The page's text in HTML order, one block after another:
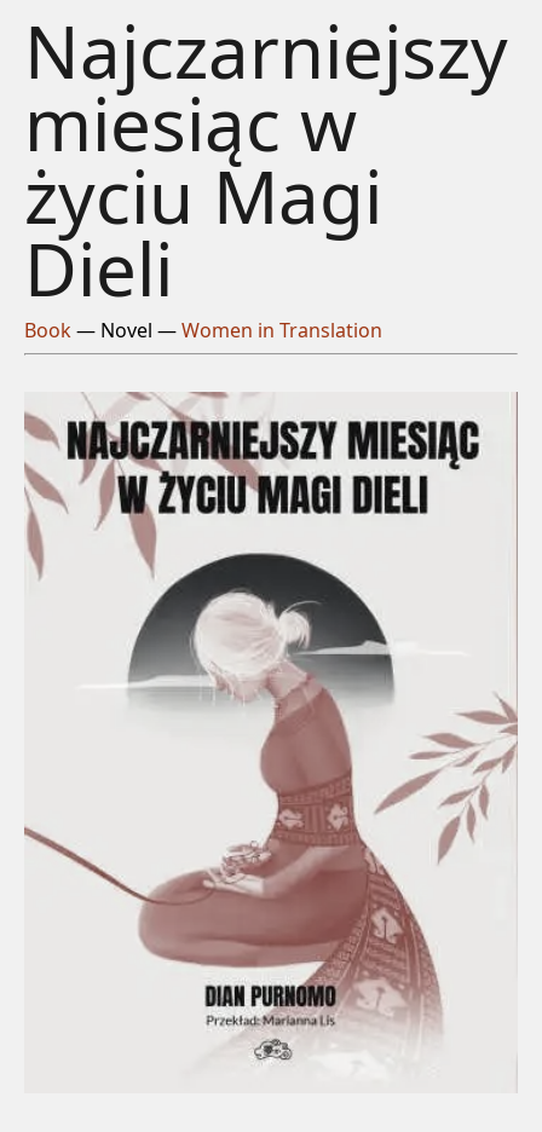
Najczarniejszy
miesiąc w
życiu Magi
Dieli
Book— Novel —Women in Translation